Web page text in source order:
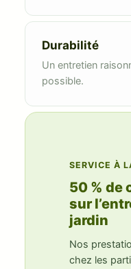
Durabilité
Un entretien
possible.
SERVICE À
50 % de
sur
jardin
Nos
chez les